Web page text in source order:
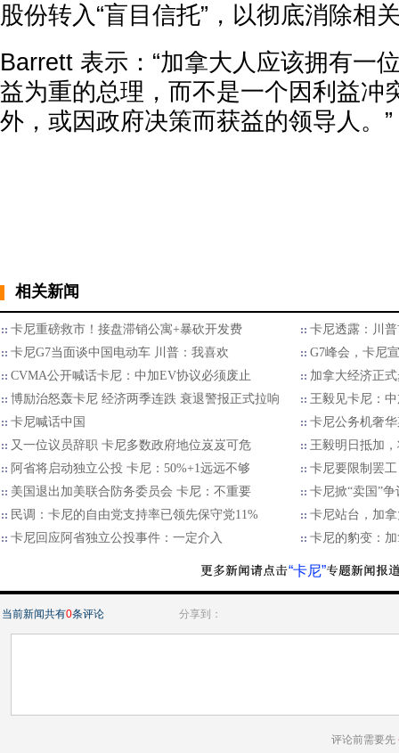
股份转入“盲目信托”，以彻底消除相
Barrett 表示：“加拿大人应该拥有一
益为重的总理，而不是一个因利益冲
外，或因政府决策而获益的领导人。”
相关新闻
卡尼重磅救市！接盘滞销公寓+暴砍开发费
卡尼透露：川
卡尼G7当面谈中国电动车 川普：我喜欢
G7峰会，卡尼
CVMA公开喊话卡尼：中加EV协议必须废止
加拿大经济正
博励治怒轰卡尼 经济两季连跌 衰退警报正式拉响
王毅见卡尼：
卡尼喊话中国
卡尼公务机奢
又一位议员辞职 卡尼多数政府地位岌岌可危
王毅明日抵加
阿省将启动独立公投 卡尼：50%+1远远不够
卡尼要限制罢
美国退出加美联合防务委员会 卡尼：不重要
卡尼掀“卖国”
民调：卡尼的自由党支持率已领先保守党11%
卡尼站台，加
卡尼回应阿省独立公投事件：一定介入
卡尼的豹变：
“卡尼”
当前新闻共有0条评论 分享到：
评论前需要先